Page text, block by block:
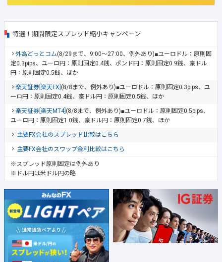
特選！期間限定スプレッド縮小キャンペーン
外為どっとコム(8/29まで、9:00～27:00、例外あり)■ユーロドル：原則固
定0.3pips、ユーロ円：原則固定0.4銭、ポンド円：原則固定0.9銭、豪ドル
円：原則固定0.5銭、ほか
楽天証券[楽天FX] (8/8まで、例外あり)■ユーロドル：原則固定0.3pips、ユ
ーロ円：原則固定0.4銭、豪ドル円：原則固定0.5銭、ほか
楽天証券[楽天MT4] (8/8まで、例外あり)■ユーロドル：原則固定0.5pips、
ユーロ円：原則固定1.0銭、豪ドル円：原則固定0.7銭、ほか
主要FX会社のスプレッド比較はこちら
主要FX会社のスワップ金利比較はこちら
※スプレッド原則固定は例外あり
※ドル円は米ドル円の略